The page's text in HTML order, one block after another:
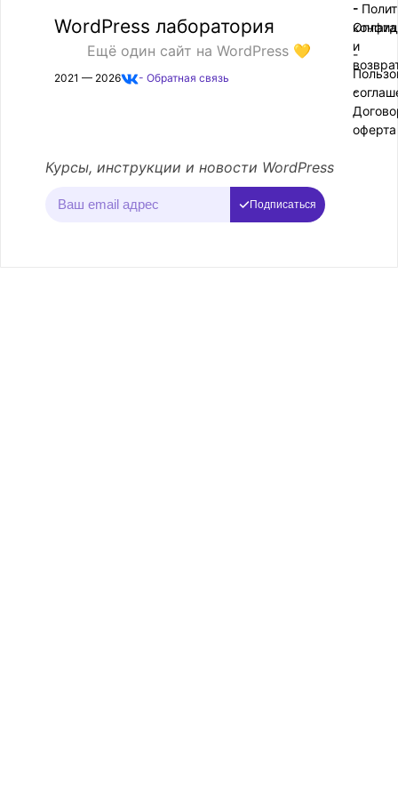
WordPress лаборатория
Ещё один сайт на WordPress 💛
2021 — 2026 - Обратная связь
-
-
-
Оплата
и
-
оферта
Курсы, инструкции и новости WordPress
Подписаться